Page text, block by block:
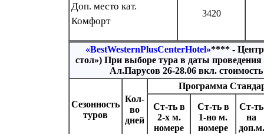
Доп. место кат.
Комфорт
3420
«BestWesternPlusCenterHotel»**** - Центр
стол») При выборе тура в даты
Ал.Парусов 26-28.06 вкл.
Сезонность
туров
Кол-
во
дней
Программа
Ст-ть в
2-х м.
номере
Ст-ть в
1-но м.
номере
Ст-ть
на
доп.м.